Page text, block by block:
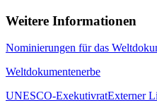
Weitere Informationen
Nominierungen für das
Weltdokumentenerbe
UNESCO-ExekutivratExterner